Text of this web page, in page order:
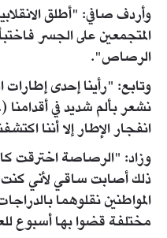
وأردف صافي: "أطلق
المتجمعين على الجسر
الرصاص".
وتابع: "رأينا إحدى
نشعر بألم شديد في أقدامنا
انفجار الإطار إلا أننا
وزاد: "الرصاصة اخترقت
ذلك أصابت ساقي لأني
المواطنين نقلوهما
مختلفة قضوا بها أسبوع